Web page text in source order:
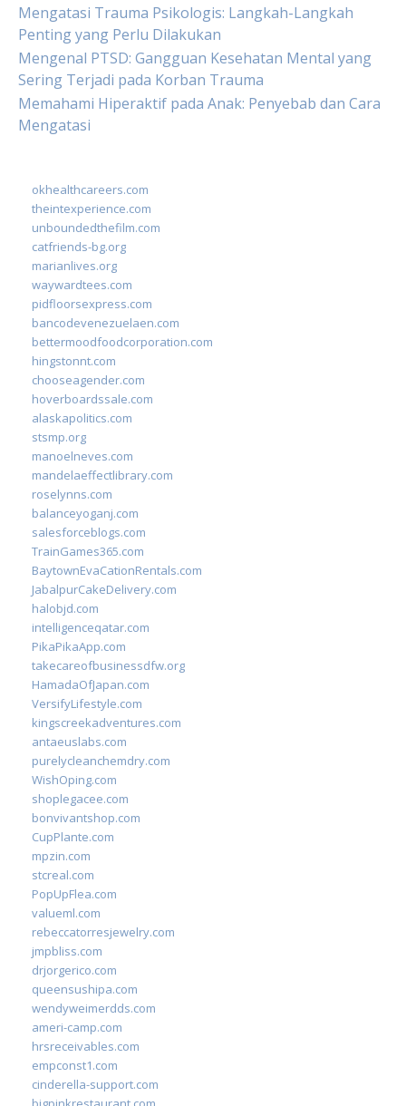
Mengatasi Trauma Psikologis: Langkah-Langkah
Penting yang Perlu Dilakukan
Mengenal PTSD: Gangguan Kesehatan Mental yang
Sering Terjadi pada Korban Trauma
Memahami Hiperaktif pada Anak: Penyebab dan Cara
Mengatasi
okhealthcareers.com
theintexperience.com
unboundedthefilm.com
catfriends-bg.org
marianlives.org
waywardtees.com
pidfloorsexpress.com
bancodevenezuelaen.com
bettermoodfoodcorporation.com
hingstonnt.com
chooseagender.com
hoverboardssale.com
alaskapolitics.com
stsmp.org
manoelneves.com
mandelaeffectlibrary.com
roselynns.com
balanceyoganj.com
salesforceblogs.com
TrainGames365.com
BaytownEvaCationRentals.com
JabalpurCakeDelivery.com
halobjd.com
intelligenceqatar.com
PikaPikaApp.com
takecareofbusinessdfw.org
HamadaOfJapan.com
VersifyLifestyle.com
kingscreekadventures.com
antaeuslabs.com
purelycleanchemdry.com
WishOping.com
shoplegacee.com
bonvivantshop.com
CupPlante.com
mpzin.com
stcreal.com
PopUpFlea.com
valueml.com
rebeccatorresjewelry.com
jmpbliss.com
drjorgerico.com
queensushipa.com
wendyweimerdds.com
ameri-camp.com
hrsreceivables.com
empconst1.com
cinderella-support.com